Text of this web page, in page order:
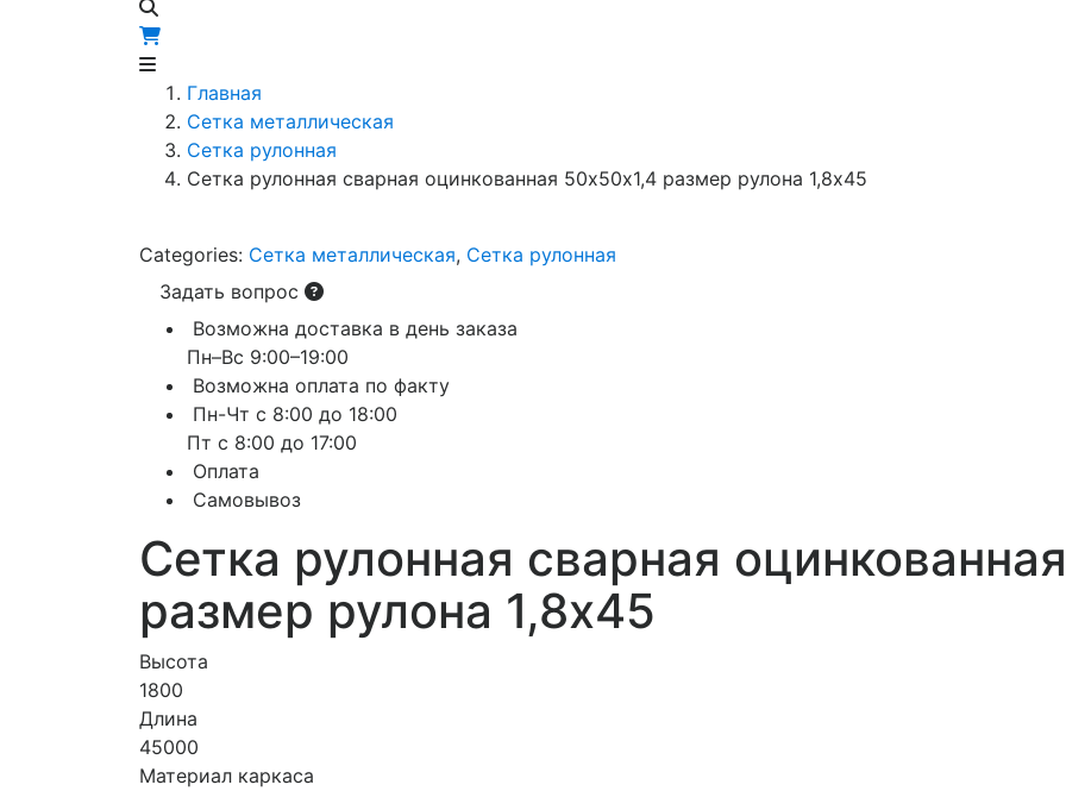
Главная
Сетка металлическая
Сетка рулонная
Сетка рулонная сварная оцинкованная 50х50х1,4 размер рулона 1,8х45
Categories: Сетка металлическая, Сетка рулонная
Задать вопрос
Возможна доставка в день заказа
Пн–Вс 9:00–19:00
Возможна оплата по факту
Пн-Чт с 8:00 до 18:00
Пт с 8:00 до 17:00
Оплата
Самовывоз
Сетка рулонная сварная
размер рулона 1,8х45
Высота
1800
Длина
45000
Материал каркаса